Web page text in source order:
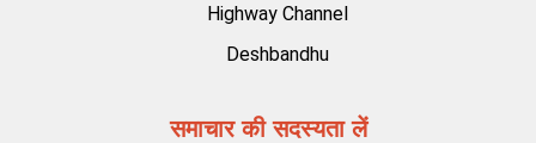
Highway Channel
Deshbandhu
समाचार की सदस्यता लें